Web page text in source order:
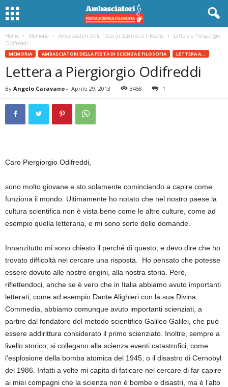
Home Memoria Ambasciatori della Festa di Scienza e Filosofia
Lettera a Piergiorgio
Odifreddi
MEMORIA AMBASCIATORI DELLA FESTA DI SCIENZA E FILOSOFIA LETTERA A...
Lettera a Piergiorgio Odifreddi
By Angelo Caravano - Aprile 29, 2013 3458 1
Caro Piergiorgio Odifreddi,
sono molto giovane e sto solamente cominciando a capire come
funziona il mondo. Ultimamente ho notato che nel nostro paese la
cultura scientifica non è vista bene come le altre culture, come ad
esempio quella letteraria, e mi sono sorte delle domande.
Innanzitutto mi sono chiesto il perché di questo, e devo dire che ho
trovato difficoltà nel cercare una risposta. Ho pensato che potesse
essere dovuto alle nostre origini, alla nostra storia. Però,
riflettendoci, anche se è vero che in Italia abbiamo avuto importanti
letterati, come ad esempio Dante Alighieri con la sua Divina
Commedia, abbiamo comunque avuto importanti scienziati, a
partire dal fondatore del metodo scientifico Galileo Galilei, che può
essere addirittura considerato il primo scienziato. Inoltre, sempre a
livello storico, si collegano alla scienza eventi catastrofici, come
l’esplosione della bomba atomica del 1945, o il disastro di Cernobyl
del 1986. Infatti a volte mi capita di faticare nel cercare di far capire
ai miei compagni che la scienza non è bombe e disastri, ma è l’alto